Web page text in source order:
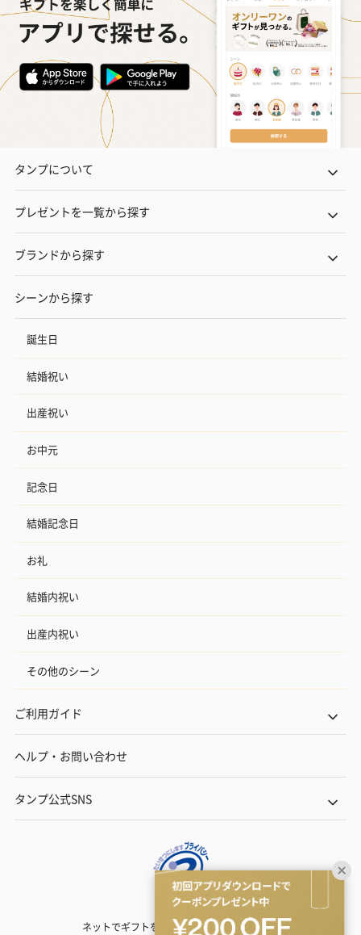
タンプについて
プレゼントを一覧から探す
ブランドから探す
シーンから探す
誕生日
結婚祝い
出産祝い
お中元
記念日
結婚記念日
お礼
結婚内祝い
出産内祝い
その他のシーン
ご利用ガイド
ヘルプ・お問い合わせ
タンプ公式SNS
ネットでギフトを贈るなら | TANP（タンプ）